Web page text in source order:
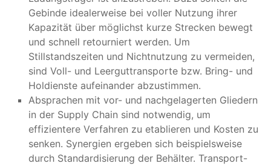
Gebinde idealerweise bei voller Nutzung ihrer
Kapazität über möglichst kurze Strecken bewegt
und schnell retourniert werden. Um
Stillstandszeiten und Nichtnutzung zu vermeiden,
sind Voll- und Leerguttransporte bzw. Bring- und
Holdienste aufeinander abzustimmen.
Absprachen mit vor- und nachgelagerten Gliedern
in der Supply Chain sind notwendig, um
effizientere Verfahren zu etablieren und Kosten zu
senken. Synergien ergeben sich beispielsweise
durch Standardisierung der Behälter. Transport-